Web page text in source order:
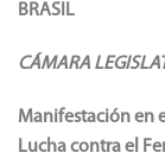
BRASIL
CÁMARA
Manifestación en
Lucha contra el